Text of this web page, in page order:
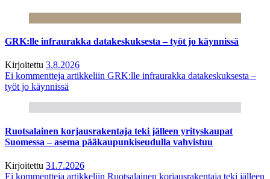
GRK:lle infraurakka datakeskuksesta – työt jo käynnissä
Kirjoitettu 3.8.2026
Ei kommentteja artikkeliin GRK:lle infraurakka datakeskuksesta –
työt jo käynnissä
Ruotsalainen korjausrakentaja teki jälleen yrityskaupat
Suomessa – asema pääkaupunkiseudulla vahvistuu
Kirjoitettu 31.7.2026
Ei kommentteja artikkeliin Ruotsalainen korjausrakentaja teki jälleen